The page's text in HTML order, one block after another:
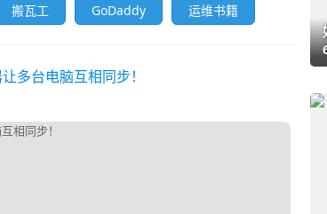
搬瓦工 GoDaddy 运维书籍
多台电脑互相同步！